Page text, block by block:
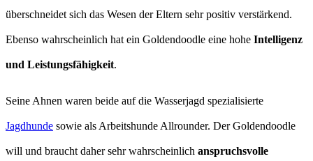
überschneidet sich das Wesen der Eltern sehr positiv verstärkend.
Ebenso wahrscheinlich hat ein Goldendoodle eine hohe Intelligenz
und Leistungsfähigkeit.
Seine Ahnen waren beide auf die Wasserjagd spezialisierte
Jagdhunde sowie als Arbeitshunde Allrounder. Der Goldendoodle
will und braucht daher sehr wahrscheinlich anspruchsvolle